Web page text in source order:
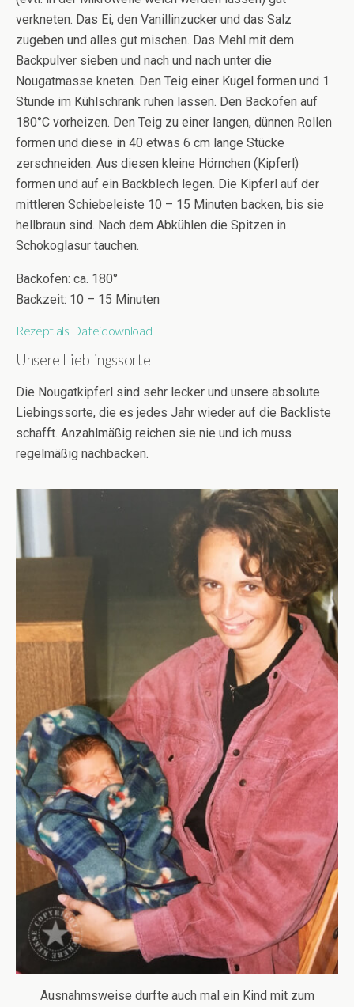
verkneten. Das Ei, den Vanillinzucker und das Salz
zugeben und alles gut mischen. Das Mehl mit dem
Backpulver sieben und nach und nach unter die
Nougatmasse kneten. Den Teig einer Kugel formen und 1
Stunde im Kühlschrank ruhen lassen. Den Backofen auf
180°C vorheizen. Den Teig zu einer langen, dünnen Rollen
formen und diese in 40 etwas 6 cm lange Stücke
zerschneiden. Aus diesen kleine Hörnchen (Kipferl)
formen und auf ein Backblech legen. Die Kipferl auf der
mittleren Schiebeleiste 10 – 15 Minuten backen, bis sie
hellbraun sind. Nach dem Abkühlen die Spitzen in
Schokoglasur tauchen.
Backofen: ca. 180°
Backzeit: 10 – 15 Minuten
Rezept als Dateidownload
Unsere Lieblingssorte
Die Nougatkipferl sind sehr lecker und unsere absolute
Liebingssorte, die es jedes Jahr wieder auf die Backliste
schafft. Anzahlmäßig reichen sie nie und ich muss
regelmäßig nachbacken.
Ausnahmsweise durfte auch mal ein Kind mit zum